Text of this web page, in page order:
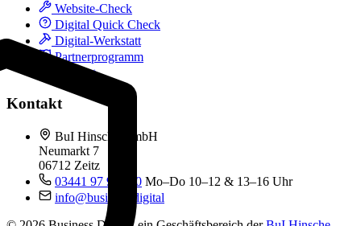
Website-Check
Digital Quick Check
Digital-Werkstatt
Partnerprogramm
Kontakt
Kontakt
BuI Hinsche GmbH
Neumarkt 7
06712 Zeitz
03441 97 99 060 Mo–Do 10–12 & 13–16 Uhr
info@business.digital